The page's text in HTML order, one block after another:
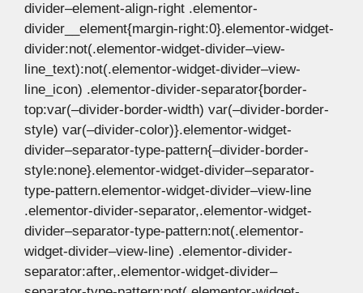
divider–element-align-right .elementor-
divider__element{margin-right:0}.elementor-widget-
divider:not(.elementor-widget-divider–view-
line_text):not(.elementor-widget-divider–view-
line_icon) .elementor-divider-separator{border-
top:var(–divider-border-width) var(–divider-border-
style) var(–divider-color)}.elementor-widget-
divider–separator-type-pattern{–divider-border-
style:none}.elementor-widget-divider–separator-
type-pattern.elementor-widget-divider–view-line
.elementor-divider-separator,.elementor-widget-
divider–separator-type-pattern:not(.elementor-
widget-divider–view-line) .elementor-divider-
separator:after,.elementor-widget-divider–